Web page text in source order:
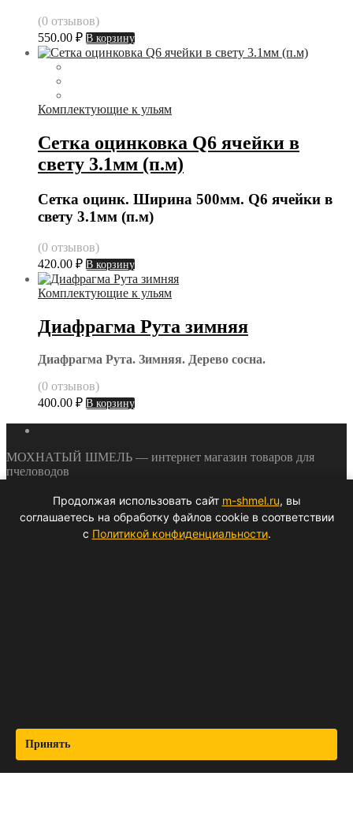
(0 отзывов)
550.00 ₽ В корзину
Комплектующие к ульям
Сетка оцинковка Q6 ячейки в
свету 3.1мм (п.м)
Сетка оцинк. Ширина 500мм. Q6 ячейки в
свету 3.1мм (п.м)
(0 отзывов)
420.00 ₽ В корзину
Комплектующие к ульям
Диафрагма Рута зимняя
Диафрагма Рута. Зимняя. Дерево сосна.
(0 отзывов)
400.00 ₽ В корзину
МОХНАТЫЙ ШМЕЛЬ — интернет магазин товаров для
пчеловодов
Продолжая использовать сайт m-shmel.ru, вы
соглашаетесь на обработку файлов cookie в соответствии
с Политикой конфиденциальности.
Принять